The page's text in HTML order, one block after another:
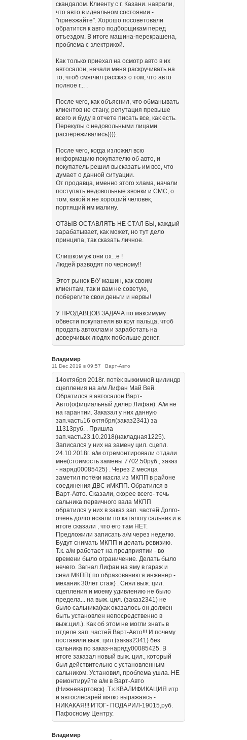
скандалом. Клиенту с г. Казани. наврали,
что авто в идеальном состоянии -
"приезжайте". Хорошо посоветовали
обратится к авто подборщикам перед
отъездом. В итоге машина-перекрашена,
проблема с электрикой.
Как только приехал на осмотр авто в их
автосалон, начали меня раскручивать на
то, чтоб смягчил рассказ о том, что авто
полное г... .
После чего, как объяснил, что обманывать
клиентов не стану, репутация превыше
всего и буду в отчете писать все, как есть.
Перекупы с недовольными лицами
распереживались)))).
После чего, когда изложил всю
информацию покупателю об авто, и
покупатель решил высказать им все, что
думает о данной ситуации.
От продавца, именно этого хлама, начали
поступать недовольные звонки и СМС, о
том, какой я не хороший человек,
портящий им малину.
ОТЗЫВ ОСТАВЛЯТЬ НЕ СТАЛ БЫ, каждый
зарабатывает, как может, но тут дело
принципа, так сказать личное.
Слишком уж они ох...е !
Людей разводят по черному!!
Этот рынок Б/У машин, как своим
клиентам, так и вам не советую,
поберегите свои деньги и нервы!
У ПРОДАВЦОВ ЗАДАЧА по максимуму
обвести покупателя во круг пальца, чтоб
продать автохлам и заработать на
доверчивых людях побольше денег.
Владимир
11 Dec 2019 в 09:57 Варт-Авто
14октября 2018г. потёк выжимной цилиндр
сцепления на а/м Лифан Май Вей.
Обратился в автосалон Варт-
Авто(официальный дилер Лифан). А/м не
на гарантии. Заказал у них данную
зап.часть16 октября(заказ2341) за
11313руб. . Пришла
зап.часть23.10.2018(накладная1225).
Записался у них на замену цил. сцепл.
24.10.2018г. а/м отремонтировали отдали
мне(стоимость замены 7702.50руб., заказ
- наряд00085425) . Через 2 месяца
заметил потёки масла из МКПП в районе
соединения ДВС иМКПП. Обратился в
Варт-Авто. Сказали, скорее всего- течь
сальника первичного вала МКПП
обратился у них в заказ зап. частей Долго-
очень долго искали по каталогу сальник и в
итоге сказали , что его там НЕТ.
Предложили записать а/м через неделю.
Будут снимать МКПП и делать ревизию.
Т.к. а/м работает на предприятии - во
времени было ограничение. Делать было
нечего. Загнал Лифан на яму в гараж и
снял МКПП( по образованию я инженер -
механик 30лет стаж) . Снял выж. цил.
сцепления и моему удивлению не было
предела... на выж. цил. (заказ2341) не
было сальника(как оказалось он должен
быть установлен непосредственно в
выж.цил.). Как об этом не могли знать в
отделе зап. частей Варт-Авто!!! И почему
поставили выж. цил.(заказ2341) без
сальника по заказ-наряду00085425. В
итоге заказал новый выж. цил., который
был действительно с установленным
сальником. Установил, проблема ушла. НЕ
ремонтируйте а/м в Варт-Авто
(Нижневартовск) .Т.к.КВАЛИФИКАЦИЯ итр
и автослесарей мягко выражаясь -
НИКАКАЯ!!! ИТОГ- ПОДАРИЛ-19015,руб.
Пафосному Центру.
Владимир